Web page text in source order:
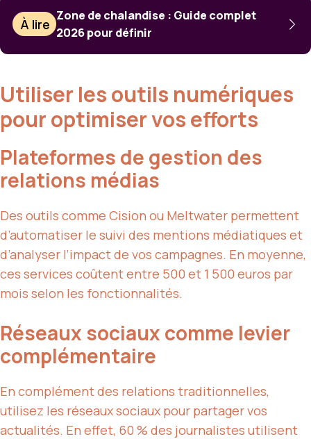
À lire
Zone de chalandise : Guide complet
2026 pour définir
Utiliser les outils numériques
pour optimiser vos efforts
Plateformes de gestion des
relations médias
Des outils comme Cision ou Meltwater permettent
d’automatiser le suivi des mentions médiatiques et
d’analyser l’impact de vos campagnes. En moyenne,
ces services coûtent entre 500 et 1 500 euros par
mois selon les fonctionnalités.
Réseaux sociaux comme levier
complémentaire
En complément des relations traditionnelles,
utilisez les réseaux sociaux pour partager vos
actualités. En effet, 60 % des journalistes utilisent